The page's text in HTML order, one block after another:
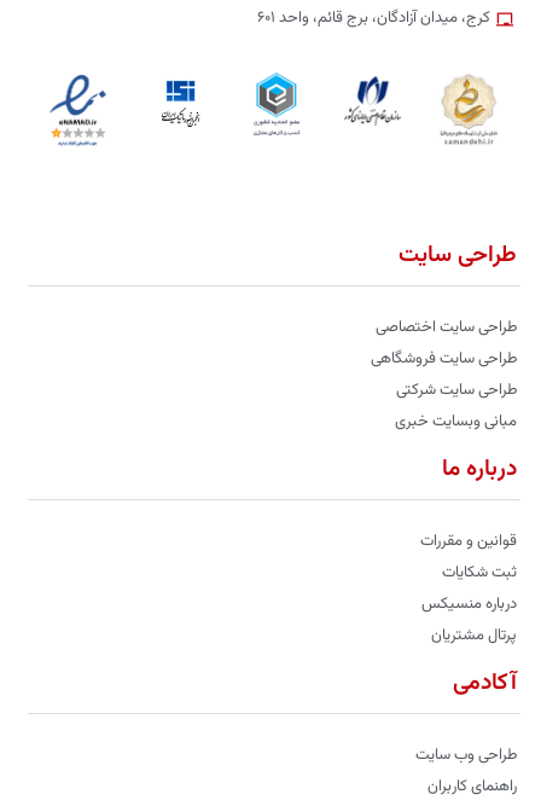
کرج، میدان آزادگان، برج قائم، واحد ۶۰۱
طراحی سایت
طراحی سایت اختصاصی
طراحی سایت فروشگاهی
طراحی سایت شرکتی
مبانی وبسایت خبری
درباره ما
قوانین و مقررات
ثبت شکایات
درباره منسیکس
پرتال مشتریان
آکادمی
طراحی وب سایت
راهنمای کاربران